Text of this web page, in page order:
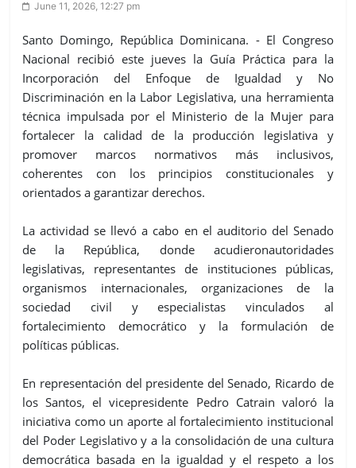
June 11, 2026, 12:27 pm
Santo Domingo, República Dominicana. - El Congreso
Nacional recibió este jueves la Guía Práctica para la
Incorporación del Enfoque de Igualdad y No
Discriminación en la Labor Legislativa, una herramienta
técnica impulsada por el Ministerio de la Mujer para
fortalecer la calidad de la producción legislativa y
promover marcos normativos más inclusivos,
coherentes con los principios constitucionales y
orientados a garantizar derechos.
La actividad se llevó a cabo en el auditorio del Senado
de la República, donde acudieronautoridades
legislativas, representantes de instituciones públicas,
organismos internacionales, organizaciones de la
sociedad civil y especialistas vinculados al
fortalecimiento democrático y la formulación de
políticas públicas.
En representación del presidente del Senado, Ricardo de
los Santos, el vicepresidente Pedro Catrain valoró la
iniciativa como un aporte al fortalecimiento institucional
del Poder Legislativo y a la consolidación de una cultura
democrática basada en la igualdad y el respeto a los